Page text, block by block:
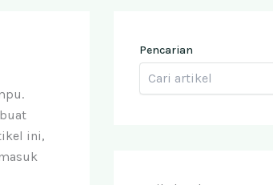
ini,
Pencarian